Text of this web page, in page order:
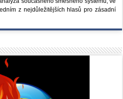
z nejdůležitějších hlasů pro zásadní